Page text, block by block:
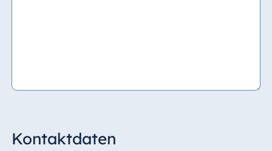
Kontaktdaten